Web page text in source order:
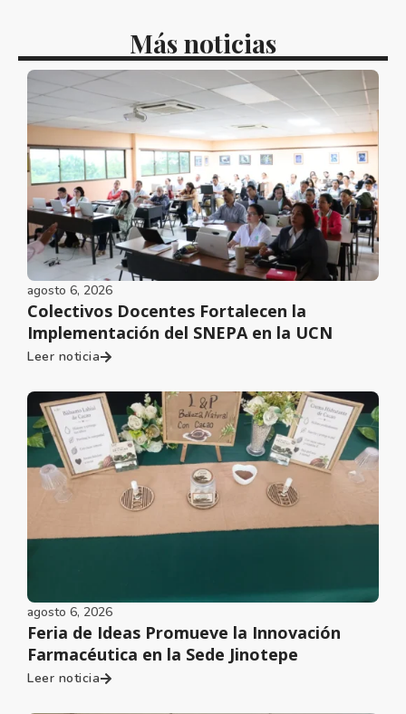
Más noticias
agosto 6, 2026
Colectivos Docentes Fortalecen la
Implementación del SNEPA en la UCN
Leer noticia
agosto 6, 2026
Feria de Ideas Promueve la Innovación
Farmacéutica en la Sede Jinotepe
Leer noticia